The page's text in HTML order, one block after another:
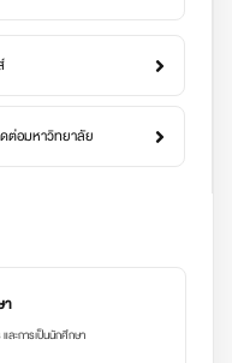
ต่อมหาวิทยาลัย
ละการเป็นนักศึกษา